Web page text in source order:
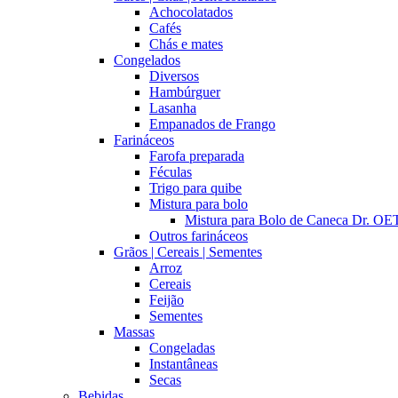
Achocolatados
Cafés
Chás e mates
Congelados
Diversos
Hambúrguer
Lasanha
Empanados de Frango
Farináceos
Farofa preparada
Féculas
Trigo para quibe
Mistura para bolo
Mistura para Bolo de Caneca Dr.
Outros farináceos
Grãos | Cereais | Sementes
Arroz
Cereais
Feijão
Sementes
Massas
Congeladas
Instantâneas
Secas